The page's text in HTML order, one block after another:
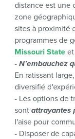
distance est une
zone
sites à proximité
programmes de
Missouri State et
- N'embauchez
En ratissant
diversifié
- Les options de
sont attrayantes
l'aise pour
- Disposer de